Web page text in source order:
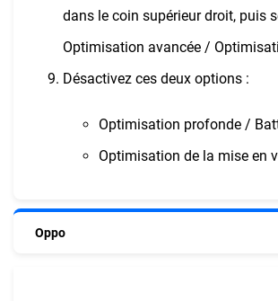
dans le coin supérieur droit, puis
Optimisation avancée /
Désactivez ces deux options :
Optimisation profonde /
Optimisation de la mise en
Oppo